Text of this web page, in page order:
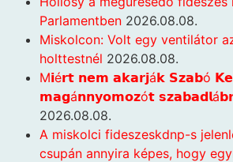
Parlamentben 2026.08.08.
Miskolcon: Volt egy ventilátor
holttestnél 2026.08.08.
M𝗶é𝗿𝘁 𝗻𝗲𝗺 𝗮𝗸𝗮𝗿𝗷á𝗸 𝗦𝘇𝗮𝗯ó
𝗺𝗮𝗴á𝗻𝗻𝘆𝗼𝗺𝗼𝘇ó𝘁
2026.08.08.
A miskolci fideszeskdnp-s
csupán annyira képes, hogy